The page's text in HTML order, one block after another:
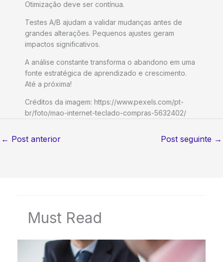
Otimização deve ser contínua.
Testes A/B ajudam a validar mudanças antes de
grandes alterações. Pequenos ajustes geram
impactos significativos.
A análise constante transforma o abandono em uma
fonte estratégica de aprendizado e crescimento.
Até a próxima!
Créditos da imagem: https://www.pexels.com/pt-
br/foto/mao-internet-teclado-compras-5632402/
← Post anterior Post seguinte →
Must Read